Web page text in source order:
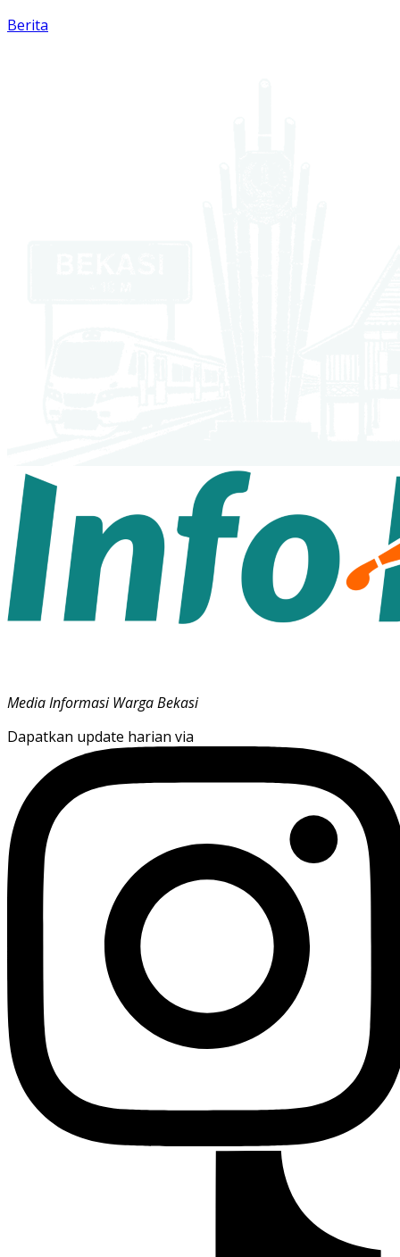
Berita
Media Informasi Warga Bekasi
Dapatkan update harian via